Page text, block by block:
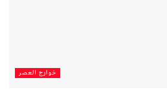
خوارج العصر